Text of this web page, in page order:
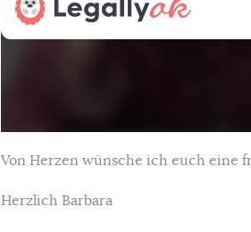
Von Herzen wünsche ich euch eine
Herzlich Barbara